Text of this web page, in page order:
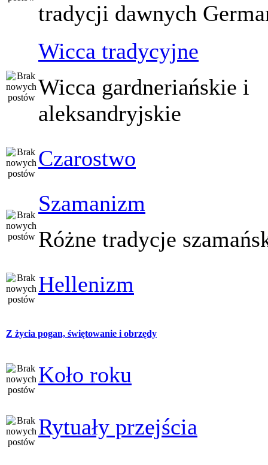
tradycji dawnych
Wicca tradycyjne
Wicca gardneriańskie i
aleksandryjskie
Czarostwo
Szamanizm
Różne tradycje
Hellenizm
Z życia pogan, świętowanie i obrzędy
Koło roku
Rytuały przejścia